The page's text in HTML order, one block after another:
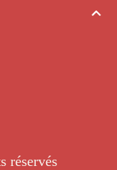
réservés